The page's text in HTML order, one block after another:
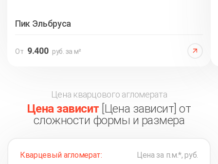
Пик Эльбруса
От 9.400 руб. за м²
Цена кварцового агломерата
Цена зависит [Цена зависит] от
сложности формы и размера
Кварцевый агломерат: Цена за п.м.*, руб.